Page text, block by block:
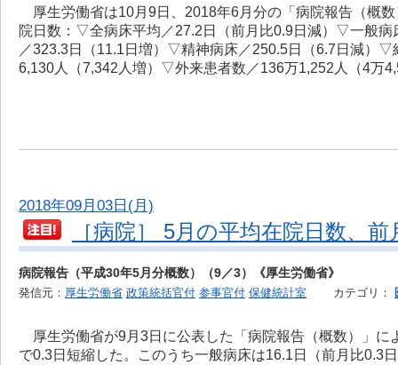
厚生労働省は10月9日、2018年6月分の「病院報告（概
院日数：▽全病床平均／27.2日（前月比0.9日減）▽一般
／323.3日（11.1日増）▽精神病床／250.5日（6.7日減）
6,130人（7,342人増）▽外来患者数／136万1,252人（4万
2018年09月03日(月)
［病院］ 5月の平均在院日数、
病院報告（平成30年5月分概数）（9／3）《厚生労働省》
発信元： 厚生労働省 政策統括官付 参事官付 保健統計室 カテゴリ：
厚生労働省が9月3日に公表した「病院報告（概数）」に
で0.3日短縮した。このうち一般病床は16.1日（前月比0.3